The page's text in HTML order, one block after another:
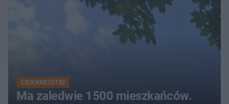
CIEKAWOSTKI
Ma zaledwie 1500 mieszkańców.